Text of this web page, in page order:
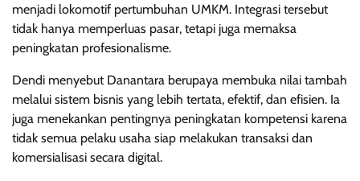
menjadi lokomotif pertumbuhan UMKM. Integrasi tersebut
tidak hanya memperluas pasar, tetapi juga memaksa
peningkatan profesionalisme.
Dendi menyebut Danantara berupaya membuka nilai tambah
melalui sistem bisnis yang lebih tertata, efektif, dan efisien. Ia
juga menekankan pentingnya peningkatan kompetensi karena
tidak semua pelaku usaha siap melakukan transaksi dan
komersialisasi secara digital.